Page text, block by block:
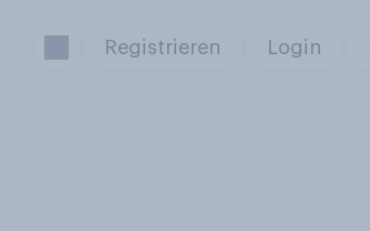
Registrieren Login